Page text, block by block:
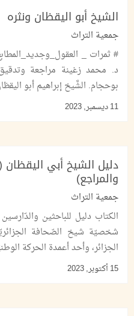
الشيخ أبو اليقظان ونثره
جمعية التراث
# ثمرات _
د. محمد زغينة مراجعة
بوحجام. الشَّيخ إبراهيم أبو
11 ديسمبر, 2023
دليل الشيخ أبي اليقظان
والمراجع)
جمعية التراث
الكتاب دليل للباحثين
شخصيّة شيخ الصّحافة
الجزائر، وأحد أعمدة الحركة
15 أكتوبر, 2023